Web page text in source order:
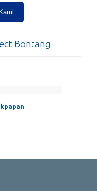
Bontang